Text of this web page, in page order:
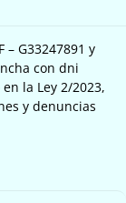
– G33247891 y
con dni
la Ley 2/2023,
y denuncias